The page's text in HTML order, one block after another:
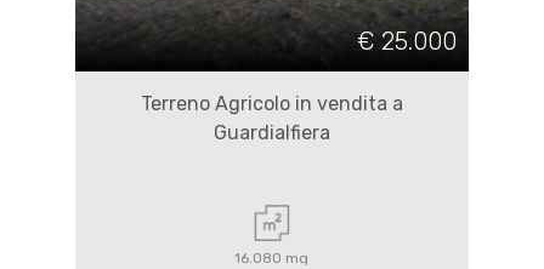
€ 25.000
Terreno Agricolo in vendita a
Guardialfiera
16.080 mq